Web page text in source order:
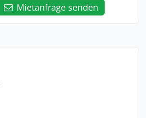
Mietanfrage senden